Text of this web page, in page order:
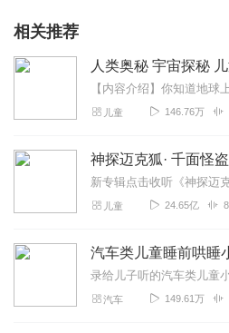
相关推荐
人类奥秘 宇宙探秘
儿童 146.76万
儿童 24.65亿
汽车类儿童睡前哄睡
汽车 149.61万